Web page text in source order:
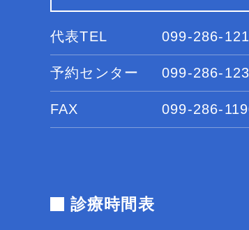
代表TEL 099-286-
予約センター 099-286-
FAX 099-286-
診療時間表